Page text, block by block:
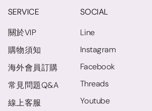
SERVICE
關於VIP
購物須知
海外會員訂購
常見問題Q&A
線上客服
SOCIAL
Line
Instagram
Facebook
Threads
Youtube